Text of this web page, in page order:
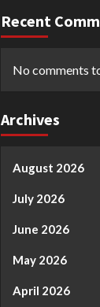
Recent
No comments
Archives
August 2026
July 2026
June 2026
May 2026
April 2026